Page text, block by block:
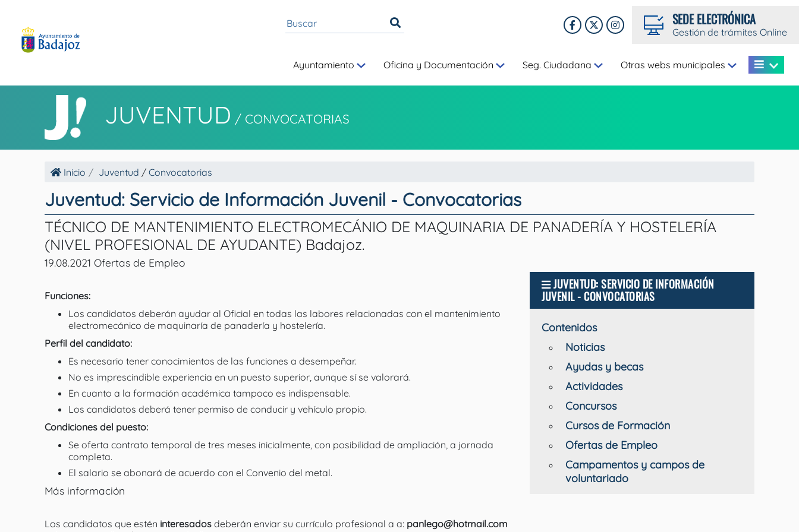
SEDE ELECTRÓNICA
Gestión de trámites Online
Ayuntamiento Oficina y Documentación Seg. Ciudadana Otras webs municipales
JUVENTUD / CONVOCATORIAS
Inicio Juventud / Convocatorias
Juventud: Servicio de Información Juvenil - Convocatorias
TÉCNICO DE MANTENIMIENTO ELECTROMECÁNIO DE MAQUINARIA DE PANADERÍA Y HOSTELERÍA
(NIVEL PROFESIONAL DE AYUDANTE) Badajoz.
19.08.2021 Ofertas de Empleo
Funciones:
Los candidatos deberán ayudar al Oficial en todas las labores relacionadas con el mantenimiento
electromecánico de maquinaría de panadería y hostelería.
Perfil del candidato:
Es necesario tener conocimientos de las funciones a desempeñar.
No es imprescindible experiencia en un puesto superior, aunque sí se valorará.
En cuanto a la formación académica tampoco es indispensable.
Los candidatos deberá tener permiso de conducir y vehículo propio.
Condiciones del puesto:
Se oferta contrato temporal de tres meses inicialmente, con posibilidad de ampliación, a jornada
completa.
El salario se abonará de acuerdo con el Convenio del metal.
Más información
Los candidatos que estén interesados deberán enviar su currículo profesional a a: panlego@hotmail.com
JUVENTUD: SERVICIO DE INFORMACIÓN
JUVENIL - CONVOCATORIAS
Contenidos
Noticias
Ayudas y becas
Actividades
Concursos
Cursos de Formación
Ofertas de Empleo
Campamentos y campos de
voluntariado